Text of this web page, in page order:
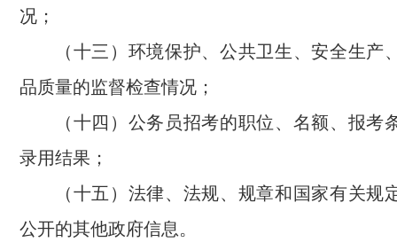
况；
（十三）环境保护、公共卫生、安全生产
品质量的监督检查情况；
（十四）公务员招考的职位、名额、报考
录用结果；
（十五）法律、法规、规章和国家有关规
公开的其他政府信息。